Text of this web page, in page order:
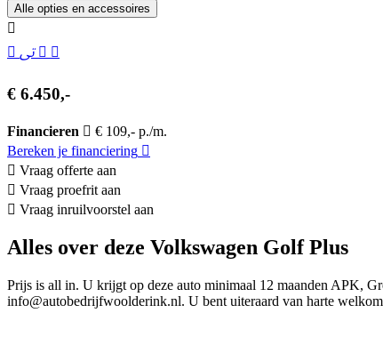
Alle opties en accessoires
€ 6.450,-
Financieren
€ 109,- p./m.
Bereken je financiering
Vraag offerte aan
Vraag proefrit aan
Vraag inruilvoorstel aan
Alles over deze Volkswagen Golf Plus
Prijs is all in. U krijgt op deze auto minimaal 12 maanden APK,
info@autobedrijfwoolderink.nl. U bent uiteraard van harte